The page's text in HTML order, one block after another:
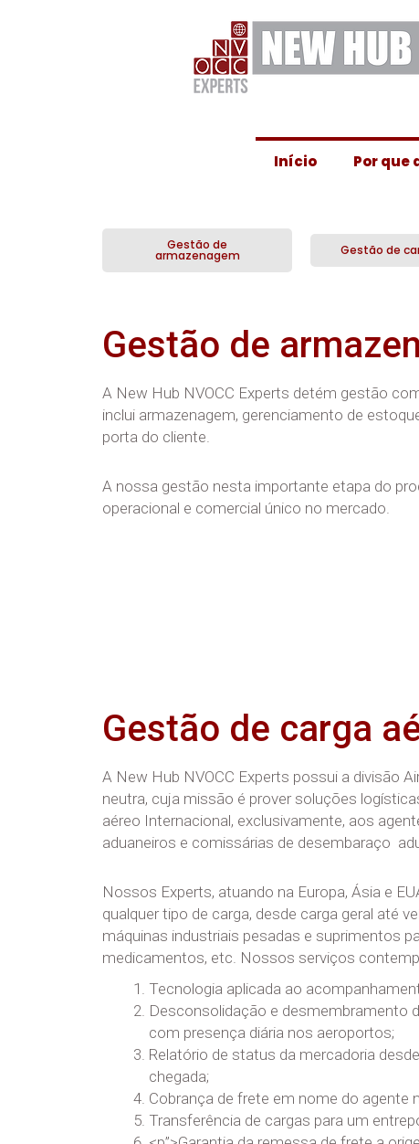
Início Por que
Gestão de
armazenagem Gestão de
Gestão de
A New Hub NVOCC Experts detém gestão
inclui armazenagem, gerenciamento de
porta do cliente.
A nossa gestão nesta importante etapa do
operacional e comercial único no mercado.
Gestão de carga
A New Hub NVOCC Experts possui a divisão
neutra, cuja missão é prover soluções
aéreo Internacional, exclusivamente, aos
aduaneiros e comissárias de desembaraço
Nossos Experts, atuando na Europa, Ásia e
qualquer tipo de carga, desde carga geral até
máquinas industriais pesadas e suprimentos
medicamentos, etc. Nossos serviços
Tecnologia aplicada ao
Desconsolidação e desmembramento
com presença diária nos aeroportos;
Relatório de status da mercadoria
chegada;
Cobrança de frete em nome do agente
Transferência de cargas para um